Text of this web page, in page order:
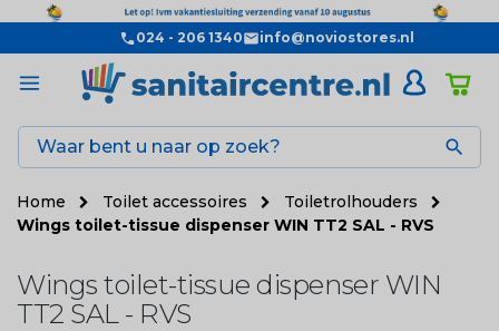
024 - 206 1340 info@noviostores.nl

Home Toilet accessoires
Toiletrolhouders
Wings toilet-tissue dispenser WIN TT2 SAL - RVS
Wings toilet-tissue dispenser WIN
TT2 SAL - RVS